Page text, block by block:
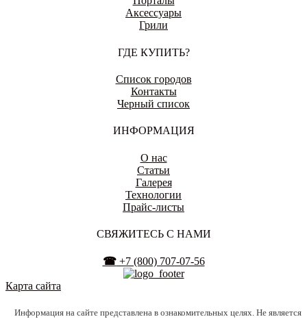
Аксессуары
Грили
ГДЕ КУПИТЬ?
Список городов
Контакты
Черный список
ИНФОРМАЦИЯ
О нас
Статьи
Галерея
Технологии
Прайс-листы
СВЯЖИТЕСЬ С НАМИ
☎+7 (800) 707-07-56
Карта сайта
Информация на сайте представлена в ознакомительных целях. Не является